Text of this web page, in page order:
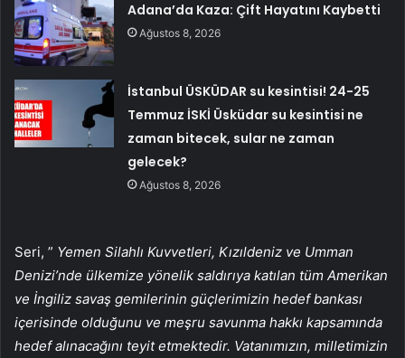
Adana’da Kaza: Çift Hayatını Kaybetti
Ağustos 8, 2026
İstanbul ÜSKÜDAR su kesintisi! 24-25
Temmuz İSKİ Üsküdar su kesintisi ne
zaman bitecek, sular ne zaman
gelecek?
Ağustos 8, 2026
Seri, ” Yemen Silahlı Kuvvetleri, Kızıldeniz ve Umman
Denizi’nde ülkemize yönelik saldırıya katılan tüm Amerikan
ve İngiliz savaş gemilerinin güçlerimizin hedef bankası
içerisinde olduğunu ve meşru savunma hakkı kapsamında
hedef alınacağını teyit etmektedir. Vatanımızın, milletimizin